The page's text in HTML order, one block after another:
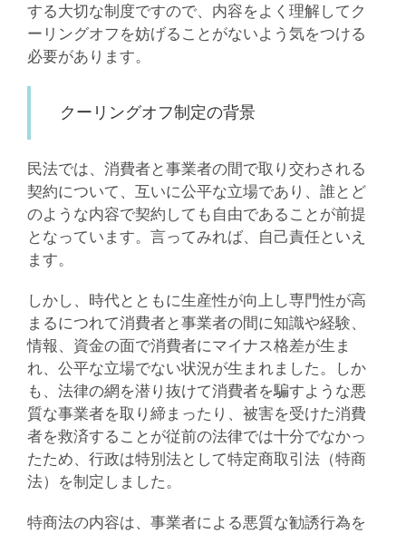
する大切な制度ですので、内容をよく理解してク
ーリングオフを妨げることがないよう気をつける
必要があります。
クーリングオフ制定の背景
民法では、消費者と事業者の間で取り交わされる
契約について、互いに公平な立場であり、誰とど
のような内容で契約しても自由であることが前提
となっています。言ってみれば、自己責任といえ
ます。
しかし、時代とともに生産性が向上し専門性が高
まるにつれて消費者と事業者の間に知識や経験、
情報、資金の面で消費者にマイナス格差が生ま
れ、公平な立場でない状況が生まれました。しか
も、法律の網を潜り抜けて消費者を騙すような悪
質な事業者を取り締まったり、被害を受けた消費
者を救済することが従前の法律では十分でなかっ
たため、行政は特別法として特定商取引法（特商
法）を制定しました。
特商法の内容は、事業者による悪質な勧誘行為を